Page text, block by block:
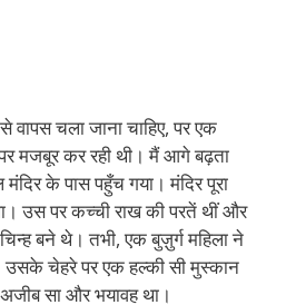
चला जाना चाहिए, पर एक
मजबूर कर रही थी। मैं आगे बढ़ता
के पास पहुँच गया। मंदिर पूरा
उस पर कच्ची राख की परतें थीं और
बने थे। तभी, एक बुज़ुर्ग महिला ने
चेहरे पर एक हल्की सी मुस्कान
सा और भयावह था।